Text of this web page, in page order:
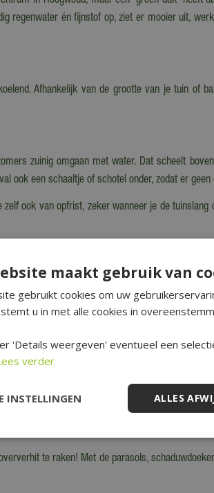
regenwater én fijnstof op, ziet er mooier uit,
Afhankelijk van de grootte van je tuin of
zuinig omgaan met water. Dat scheelt
ook een schaaltje of schotel onder, zodat er
ook van opfrist, zeker wanneer je de
veel mogelijk direct op de grond te richten en
de bladeren. Dan loopt het meeste water langs
te voorkomen, maar denk ook aan je
bij. Wanneer je een platte steen in de
honden en katten, zowel binnen als buiten.
van de warmte. Zet een
te raken! Met de parasols,
maakt gebruik van
gebruikt cookies om uw
u in met alle cookies in
'Details weergeven' eventueel een
verder
ALLES
INSTELLINGEN